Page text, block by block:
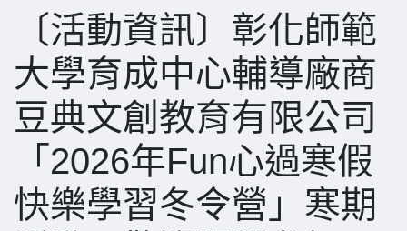
〔活動資訊〕彰化師範
大學育成中心輔導廠商
豆典文創教育有限公司
「2026年Fun心過寒假
快樂學習冬令營」寒期